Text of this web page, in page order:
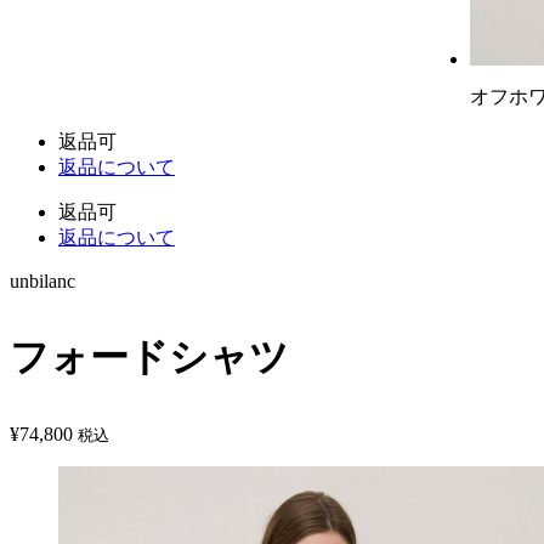
オフホ
返品可
返品について
返品可
返品について
unbilanc
フォードシャツ
¥74,800 税込